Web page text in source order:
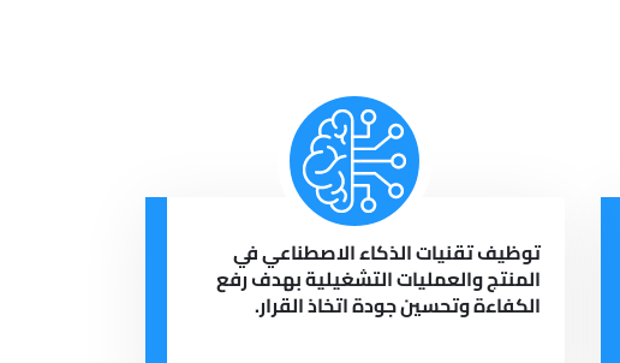
توظيف تقنيات الذكاء الاصطناعي في
المنتج والعمليات التشغيلية بهدف رفع
الكفاءة وتحسين جودة اتخاذ القرار.